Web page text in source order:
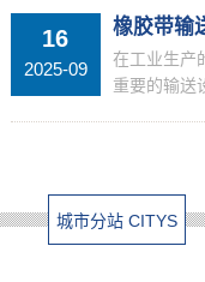
设备，欢迎
16
2025-09
橡胶带输
在工业生产
重要的输送
城市分站 CITYS